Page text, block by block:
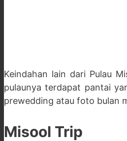
Keindahan lain dari Pulau
pulaunya terdapat pantai
prewedding atau foto bulan
Misool Trip